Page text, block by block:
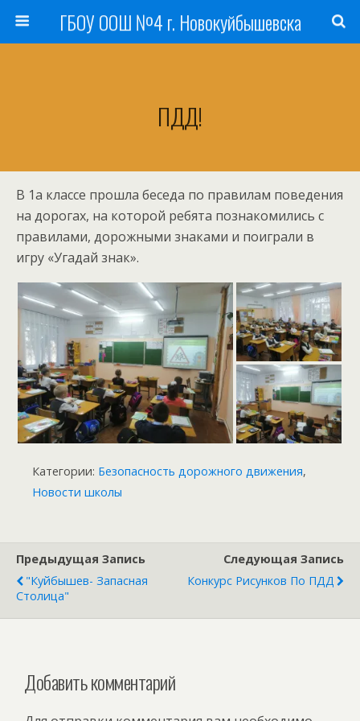
ГБОУ ООШ №4 г. Новокуйбышевска
ПДД!
В 1а классе прошла беседа по правилам поведения
на дорогах, на которой ребята познакомились с
правилами, дорожными знаками и поиграли в
игру «Угадай знак».
Категории: Безопасность дорожного движения,
Новости школы
Предыдущая Запись
"Куйбышев- Запасная
Столица"
Следующая Запись
Конкурс Рисунков По ПДД
Добавить комментарий